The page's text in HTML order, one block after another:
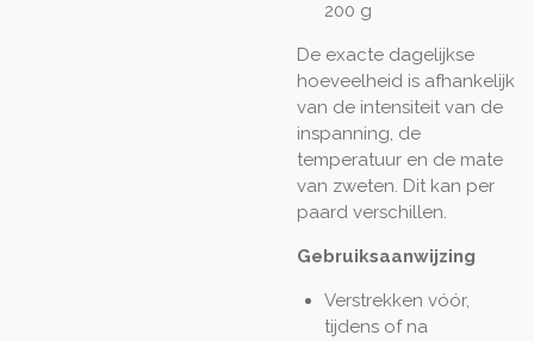
200 g
De exacte dagelijkse
hoeveelheid is afhankelijk
van de intensiteit van de
inspanning, de
temperatuur en de mate
van zweten. Dit kan per
paard verschillen.
Gebruiksaanwijzing
Verstrekken vóór,
tijdens of na